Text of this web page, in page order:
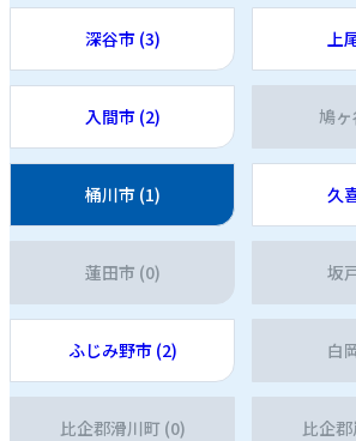
深谷市 (3) 上
入間市 (2) 鳩
桶川市 (1) 久
蓮田市 (0) 坂
ふじみ野市 (2) 白
比企郡滑川町 (0) 比企